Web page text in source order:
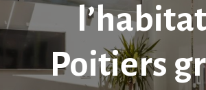
Poitiers